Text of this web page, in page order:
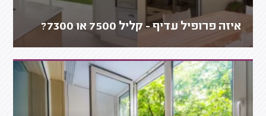
איזה פרופיל עדיף - קליל 7500 או 7300?